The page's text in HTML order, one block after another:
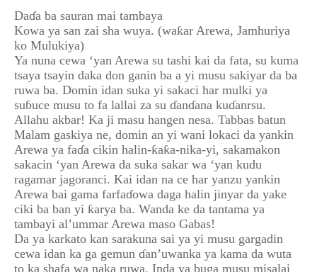
Daɗa ba sauran mai tambaya
Kowa ya san zai sha wuya. (waƙar Arewa, Jamhuriya
ko Mulukiya)
Ya nuna cewa ‘yan Arewa su tashi kai da fata, su kuma
tsaya tsayin daka don ganin ba a yi musu sakiyar da ba
ruwa ba. Domin idan suka yi sakaci har mulki ya
suɓuce musu to fa lallai za su ɗanɗana kuɗanrsu.
Allahu akbar! Ka ji masu hangen nesa. Tabbas batun
Malam gaskiya ne, domin an yi wani lokaci da yankin
Arewa ya faɗa cikin halin-ƙaƙa-nika-yi, sakamakon
sakacin ‘yan Arewa da suka sakar wa ‘yan kudu
ragamar jagoranci. Kai idan na ce har yanzu yankin
Arewa bai gama farfaɗowa daga halin jinyar da yake
ciki ba ban yi ƙarya ba. Wanda ke da tantama ya
tambayi al’ummar Arewa maso Gabas!
Da ya karkato kan sarakuna sai ya yi musu gargadin
cewa idan ka ga gemun ɗan’uwanka ya kama da wuta
to ka shafa wa naka ruwa. Inda ya buga musu misalai